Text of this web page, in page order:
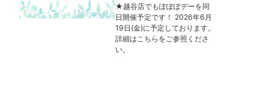
★越谷店でもぽぽぽデーを同
日開催予定です！ 2026年6月
19日(金)に予定しております。
詳細はこちらをご参照くださ
い。